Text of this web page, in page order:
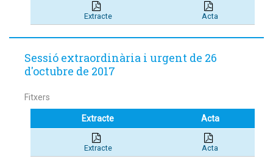
Extracte Acta
Sessió extraordinària i urgent de 26
d'octubre de 2017
Fitxers
Extracte Acta
Extracte Acta